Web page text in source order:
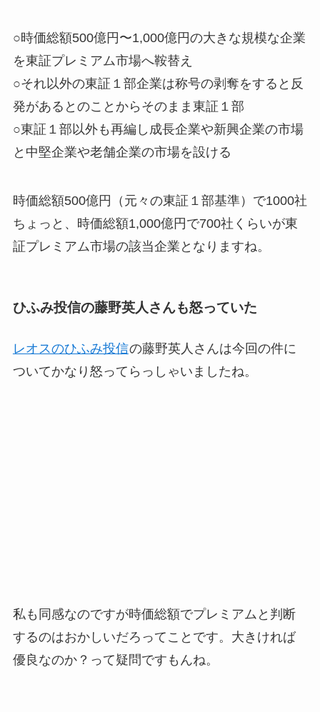
○時価総額500億円〜1,000億円の大きな規模な企業
を東証プレミアム市場へ鞍替え
○それ以外の東証１部企業は称号の剥奪をすると反
発があるとのことからそのまま東証１部
○東証１部以外も再編し成長企業や新興企業の市場
と中堅企業や老舗企業の市場を設ける
時価総額500億円（元々の東証１部基準）で1000社
ちょっと、時価総額1,000億円で700社くらいが東
証プレミアム市場の該当企業となりますね。
ひふみ投信の藤野英人さんも怒っていた
レオスのひふみ投信の藤野英人さんは今回の件に
ついてかなり怒ってらっしゃいましたね。
私も同感なのですが時価総額でプレミアムと判断
するのはおかしいだろ ってことです。大きければ
優良なのか？って疑問ですもんね。